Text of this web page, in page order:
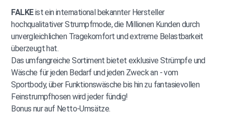
FALKEist ein international bekannter Hersteller
hochqualitativer Strumpfmode, die Millionen Kunden durch
unvergleichlichen Tragekomfort und extreme Belastbarkeit
überzeugt hat.
Das umfangreiche Sortiment bietet exklusive Strümpfe und
Wäsche für jeden Bedarf und jeden Zweck an - vom
Sportbody, über Funktionswäsche bis hin zu fantasievollen
Feinstrumpfhosen wird jeder fündig!
Bonus nur auf Netto-Umsätze.